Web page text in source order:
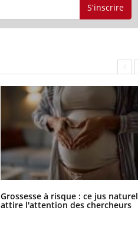
S'inscrire
Grossesse à risque : ce jus naturel
attire l'attention des chercheurs